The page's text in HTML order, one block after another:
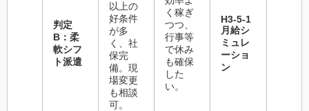
判定
B：柔
軟シフ
ト派遣
以上の
好条件
が多
く、社
保完
備。現
場変更
も相談
可。
く稼ぎ
つつ、
行事等
で休み
も確保
した
い。
H3-5-1
月給シ
ミュレ
ーショ
ン